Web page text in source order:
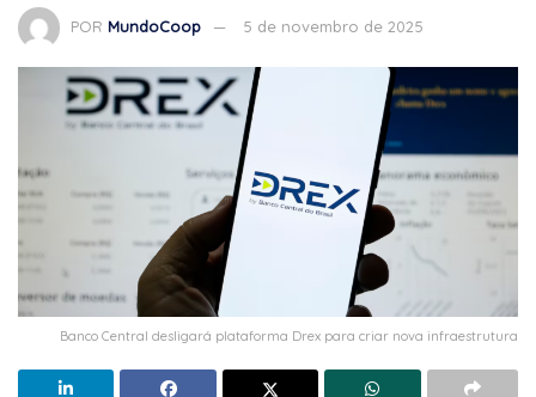
POR MundoCoop 5 de novembro de 2025
Banco Central desligará plataforma Drex para criar nova infraestrutura